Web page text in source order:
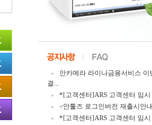
안카메라 라이나금융서비스 이
결...
*[고객센터]ARS 고객센터 임시
<안툴즈 로그인버전 재출시안
*[고객센터]ARS 고객센터 임시